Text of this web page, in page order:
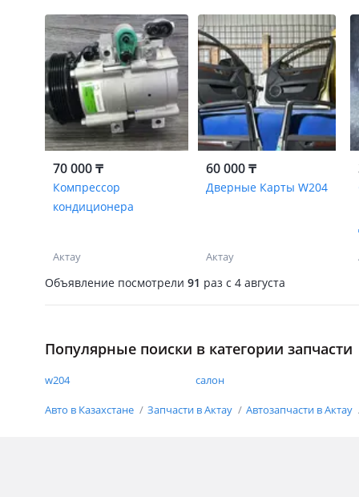
70 000 ₸
Компрессор
кондиционера
Актау
60 000 ₸
Дверные Карты W204
Актау
Объявление посмотрели 91 раз c 4 августа
Популярные поиски в категории запчасти
w204 салон
Авто в Казахстане Запчасти в Актау Автозапчасти в Актау